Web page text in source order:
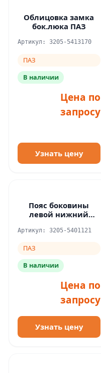
Облицовка замка
бок.люка ПАЗ
Артикул: 3205-5413170
ПАЗ
В наличии
Цена по
запросу
Узнать цену
Пояс боковины
левой нижний
Артикул: 3205-5401121
ПАЗ
В наличии
Цена по
запросу
Узнать цену